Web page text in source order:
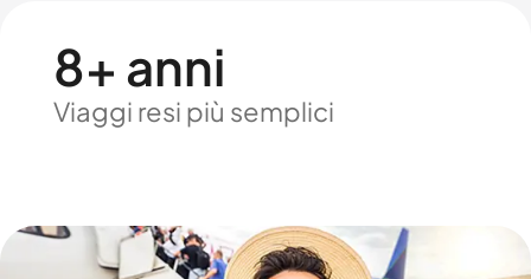
8+ anni
Viaggi resi più semplici